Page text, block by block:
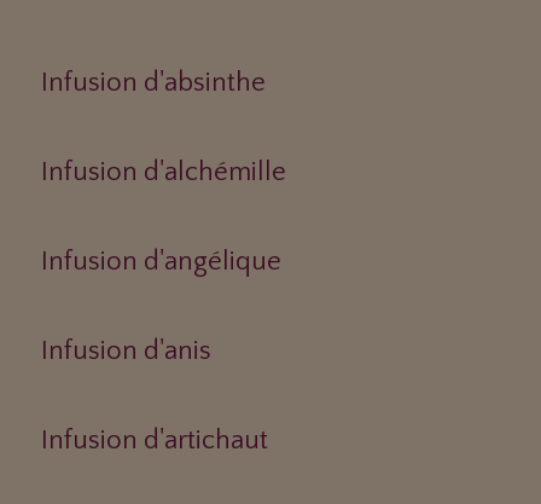
Infusion d'absinthe
Infusion d'alchémille
Infusion d'angélique
Infusion d'anis
Infusion d'artichaut